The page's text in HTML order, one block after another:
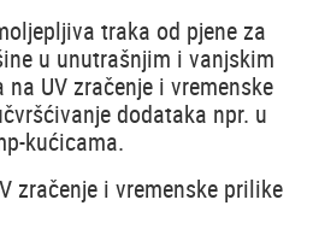
traka od pjene za
u unutrašnjim i vanjskim
UV zračenje i vremenske
dodataka npr. u
kućicama.
zračenje i vremenske prilike